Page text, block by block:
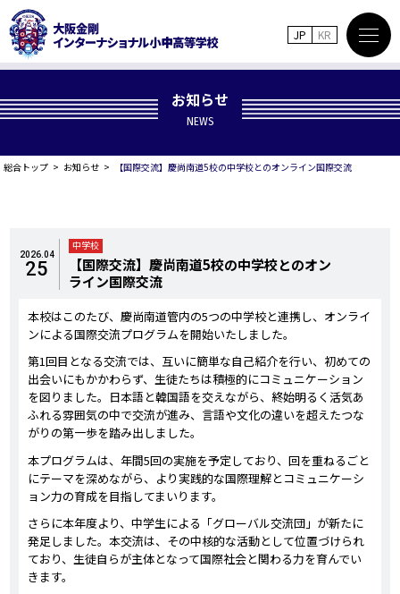
お知らせ
NEWS
総合トップ お知らせ 【国際交流】慶尚南道5校の中学校とのオンライン国際交流
JP KR
2026.04
25
中学校
【国際交流】慶尚南道5校の中学校とのオン
ライン国際交流
本校はこのたび、慶尚南道管内の5つの中学校と連携し、オンライ
ンによる国際交流プログラムを開始いたしました。
第1回目となる交流では、互いに簡単な自己紹介を行い、初めての
出会いにもかかわらず、生徒たちは積極的にコミュニケーション
を図りました。日本語と韓国語を交えながら、終始明るく活気あ
ふれる雰囲気の中で交流が進み、言語や文化の違いを超えたつな
がりの第一歩を踏み出しました。
本プログラムは、年間5回の実施を予定しており、回を重ねるごと
にテーマを深めながら、より実践的な国際理解とコミュニケーシ
ョン力の育成を目指してまいります。
さらに本年度より、中学生による「グローバル交流団」が新たに
発足しました。本交流は、その中核的な活動として位置づけられ
ており、生徒自らが主体となって国際社会と関わる力を育んでい
きます。